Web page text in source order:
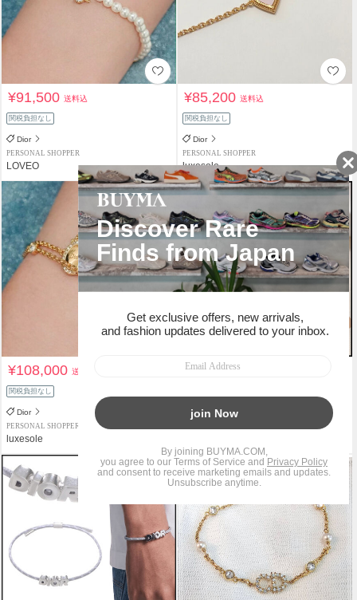
¥91,500送料込
関税負担なし
Dior
PERSONAL SHOPPER
LOVEO
¥85,200送料込
関税負担なし
Dior
PERSONAL SHOPPER
luxesole
¥108,000送料込
関税負担なし
Dior
PERSONAL SHOPPER
luxesole
¥81,700
Dior